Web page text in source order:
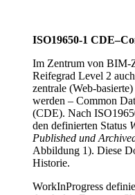
ISO19650-1
Im Zentrum von BIM-
Reifegrad Level 2
zentrale (Web-
werden – Common
(CDE). Nach
den definierten Status
Published und
Abbildung 1). Diese
Historie.
WorkInProgress